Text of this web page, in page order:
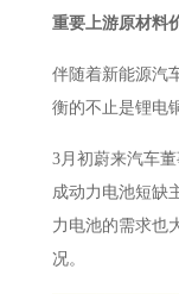
重要上游原材料
伴随着新能源汽
衡的不止是锂电铜
3月初蔚来汽车董
成动力电池短缺
力电池的需求也
况。